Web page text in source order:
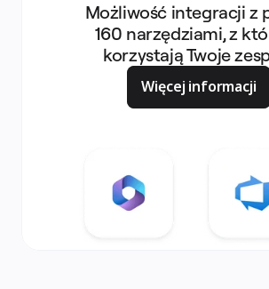
Możliwość integracji z
160 narzędziami, z
korzystają Twoje
Więcej informacji